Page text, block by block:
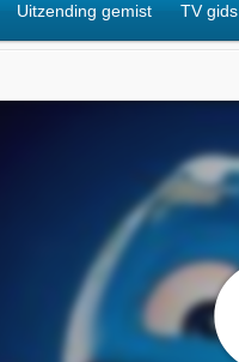
Uitzending gemist TV gids